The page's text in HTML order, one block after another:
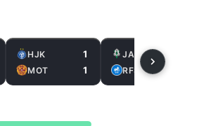
HJK 1
MOT 1
JAB
RFS